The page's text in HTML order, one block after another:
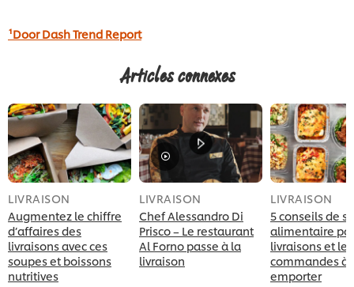
¹Door Dash Trend Report
Articles connexes
LIVRAISON
Augmentez le chiffre
d’affaires des
livraisons avec ces
soupes et boissons
nutritives
LIVRAISON
Chef Alessandro Di
Prisco – Le restaurant
Al Forno passe à la
livraison
LIVRAISON
5 conseils de
alimentaire
livraisons et les
commandes à
emporter